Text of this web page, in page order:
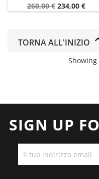
Prezzo
260,00 € Prezzo
234,00 €
TORNA ALL'INIZIO
Showing
SIGN UP